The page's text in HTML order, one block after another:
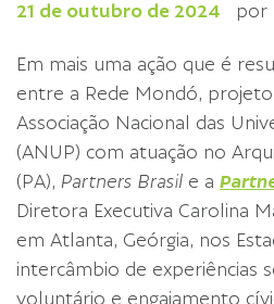
21 de outubro de 2024 por
Em mais uma ação que é
entre a Rede Mondó,
Associação Nacional das
(ANUP) com atuação no
(PA), Partners Brasil e a
Diretora Executiva Carolina
em Atlanta, Geórgia, nos
intercâmbio de experiências
voluntário e engajamento